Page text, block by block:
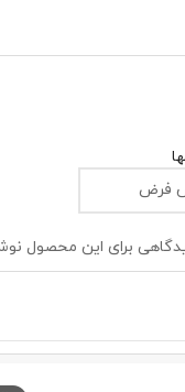
برای این محصول